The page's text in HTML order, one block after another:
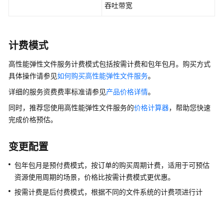
属
弹
性
件
服
用
场
景
吞吐带宽
计费模式
高性能弹性文件服务计费模式包括按需计费和包年包月。购买方式
具体操作请参见如何购买高性能弹性文件服务。
详细的服务资费费率标准请参见产品价格详情。
同时，推荐您使用高性能弹性文件服务的价格计算器，帮助您快速
完成价格预估。
变更配置
包年包月是预付费模式，按订单的购买周期计费，适用于可预估
资源使用周期的场景，价格比按需计费模式更优惠。
按需计费是后付费模式，根据不同的文件系统的计费项进行计